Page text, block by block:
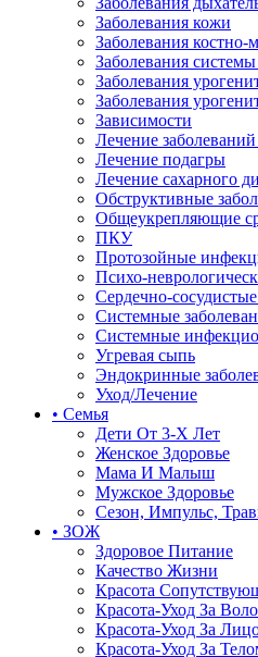
Заболевания кожи
Заболевания
Заболевания
Заболевания
Заболевания
Зависимости
Лечение
Лечение подагры
Лечение сахарного
Обструктивные
Общеукрепляющие
ПКУ
Протозойные
Психо-
Сердечно-
Системные
Системные
Угревая сыпь
Эндокринные
Уход/Лечение
• Семья
Дети От 3-Х Лет
Женское Здоровье
Мама И Малыш
Мужское Здоровье
Сезон, Импульс,
• ЗОЖ
Здоровое Питание
Качество Жизни
Красота
Красота-Уход За
Красота-Уход За
Красота-Уход За